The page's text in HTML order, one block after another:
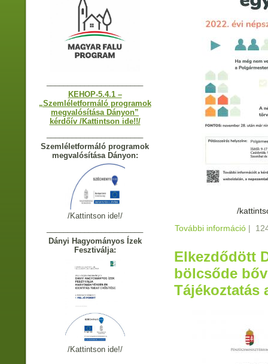
KEHOP-5.4.1 –
„Szemléletformáló programok
megvalósítása Dányon”
kérdőív /Kattintson ide!!/
Szemléletformáló programok
megvalósítása Dányon:
/Kattintson ide!/
Dányi Hagyományos Ízek
Fesztiválja:
/Kattintson ide!/
/
További információ |
Elkezdődött
bölcsőde
Tájékoztatás